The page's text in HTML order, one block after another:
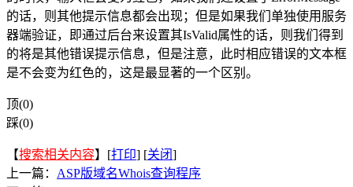
的话，则其他提示信息都会出现；但是如果我们单独使用服务
器端验证，即通过后台来设置其IsValid属性的话，则我们得到
的将是其他错误提示信息，但是注意，此时相应错误的文本框
是不会变为红色的，这是最显著的一个区别。
顶(0)
踩(0)
【搜索相关内容】[打印] [关闭]
上一篇： ASP版域名Whois查询程序